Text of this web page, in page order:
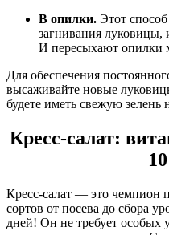
В опилки. Этот
загнивания луковицы,
И пересыхают опилки
Для обеспечения
высаживайте новые
будете иметь свежую
Кресс-салат:
Кресс-салат — это чемпион
сортов от посева до сбора
дней! Он не требует особых